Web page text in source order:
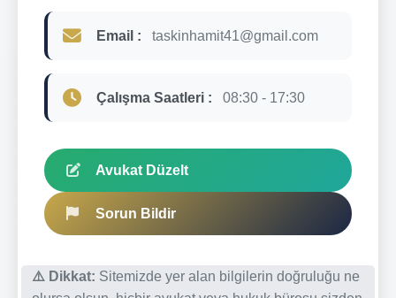
Email : taskinhamit41@gmail.com
Çalışma Saatleri : 08:30 - 17:30
Avukat Düzelt
Sorun Bildir
⚠️ Dikkat: Sitemizde yer alan bilgilerin doğruluğu ne